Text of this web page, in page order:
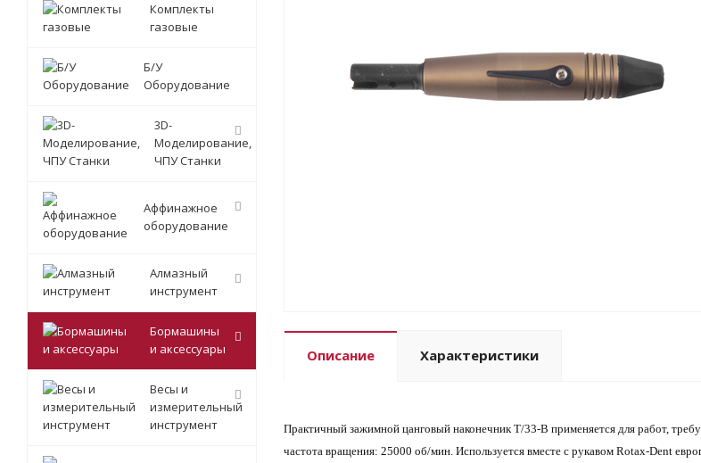
Описание Характеристики
Практичный зажимной цанговый наконечник T/33-B применяется для работ,
частота вращения: 25000 об/мин. Используется вместе с рукавом Rotax-Dent
Комплекты
газовые
Б/У
Оборудование
3D-
Моделирование,
ЧПУ Станки
Аффинажное
оборудование
Алмазный
инструмент
Бормашины
и аксессуары
Весы и
измерительный
инструмент